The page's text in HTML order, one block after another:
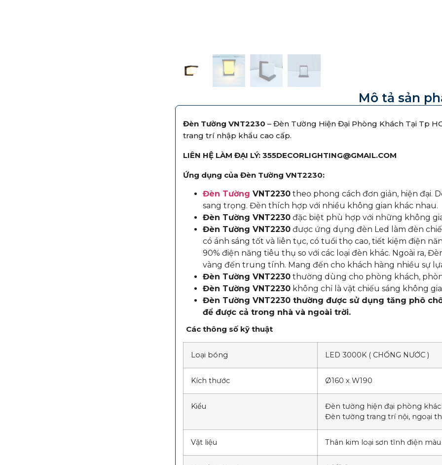
Mô tả sản
Đèn Tường VNT2230 – Đèn Tường Hiện Đại Phòng Khách Tại Tp
trang trí nhập khẩu cao cấp.
LIÊN HỆ LÀM ĐẠI LÝ: 355DECORLIGHTING@GMAIL.COM
Ứng dụng của Đèn Tường VNT2230:
Đèn Tường VNT2230theo phong cách đơn giản, hiện đại.
sang trọng. Đèn thích hợp với nhiều không gian khác nhau.
Đèn Tường VNT2230đặc biệt phù hợp với những không
Đèn Tường VNT2230được ứng dụng đèn Led làm đèn
có ánh sáng tốt và liên tục, có tuổi thọ cao, tiết kiệm điện
90% điện năng tiêu thụ so với các loại đèn khác. Ngoài ra,
vàng đến trung tính. Mang đến cho khách hàng nhiều sự
Đèn Tường VNT2230thường dùng cho phòng khách,
Đèn Tường VNT2230không chỉ là vật chiếu sáng không
Đèn Tường VNT2230 thường được sử dụng tăng phô
để được cả trong nhà và ngoài trời.
Các thông số kỹ thuật
Loại bóng LED 3000K ( CHỐNG NƯỚC )
Kích thước Ø160 x W190
Kiểu Đèn tường hiện đại phòng
Đèn tường trang trí nội, ngoại
Vật liệu Thân kim loại sơn tĩnh điện